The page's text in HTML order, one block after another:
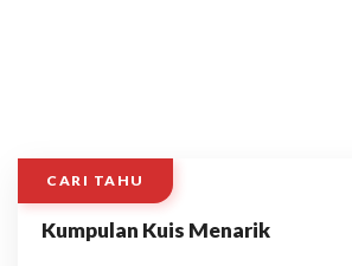
CARI TAHU
Kumpulan Kuis Menarik